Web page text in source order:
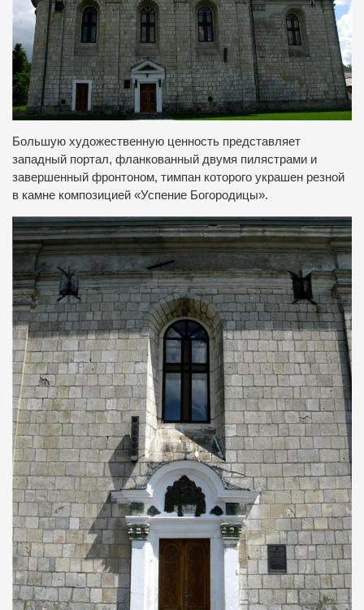
Большую художественную ценность представляет
западный портал, фланкованный двумя пилястрами и
завершенный фронтоном, тимпан которого украшен резной
в камне композицией «Успение Богородицы».